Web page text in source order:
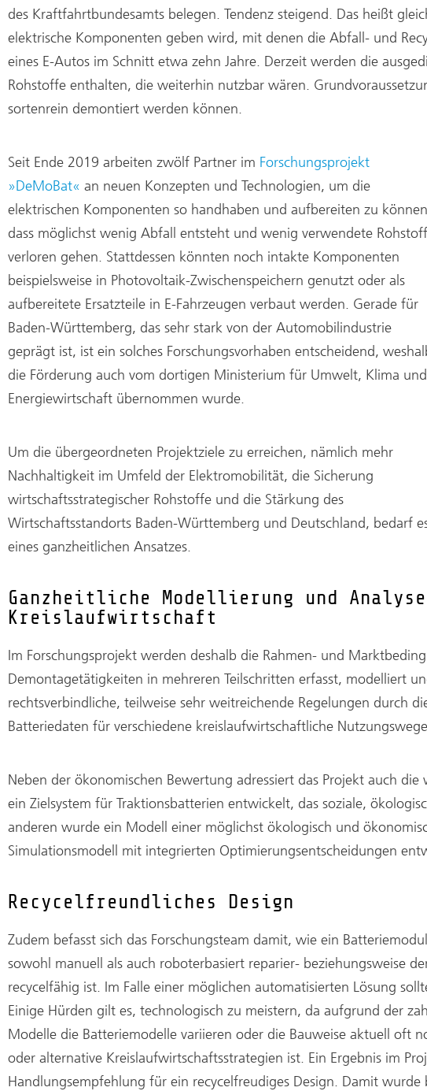
des Kraftfahrtbundesamts belegen. Tendenz steigend. Das heißt
elektrische Komponenten geben wird, mit denen die Abfall- und
eines E-Autos im Schnitt etwa zehn Jahre. Derzeit werden die
Rohstoffe enthalten, die weiterhin nutzbar wären.
sortenrein demontiert werden können.
Seit Ende 2019 arbeiten zwölf Partner im Forschungsprojekt
»DeMoBat« an neuen Konzepten und Technologien, um die
elektrischen Komponenten so handhaben und aufbereiten zu
dass möglichst wenig Abfall entsteht und wenig verwendete
verloren gehen. Stattdessen könnten noch intakte Komponenten
beispielsweise in Photovoltaik-Zwischenspeichern genutzt oder als
aufbereitete Ersatzteile in E-Fahrzeugen verbaut werden. Gerade für
Baden-Württemberg, das sehr stark von der Automobilindustrie
geprägt ist, ist ein solches Forschungsvorhaben entscheidend,
die Förderung auch vom dortigen Ministerium für Umwelt, Klima und
Energiewirtschaft übernommen wurde.
Um die übergeordneten Projektziele zu erreichen, nämlich mehr
Nachhaltigkeit im Umfeld der Elektromobilität, die Sicherung
wirtschaftsstrategischer Rohstoffe und die Stärkung des
Wirtschaftsstandorts Baden-Württemberg und Deutschland, bedarf
eines ganzheitlichen Ansatzes.
Ganzheitliche Modellierung und
Kreislaufwirtschaft
Im Forschungsprojekt werden deshalb die Rahmen- und
Demontagetätigkeiten in mehreren Teilschritten erfasst, modelliert
rechtsverbindliche, teilweise sehr weitreichende Regelungen durch
Batteriedaten für verschiedene kreislaufwirtschaftliche
Neben der ökonomischen Bewertung adressiert das Projekt auch
ein Zielsystem für Traktionsbatterien entwickelt, das soziale,
anderen wurde ein Modell einer möglichst ökologisch und
Simulationsmodell mit integrierten Optimierungsentscheidungen
Recycelfreundliches Design
Zudem befasst sich das Forschungsteam damit, wie ein
sowohl manuell als auch roboterbasiert reparier- beziehungsweise
recycelfähig ist. Im Falle einer möglichen automatisierten Lösung
Einige Hürden gilt es, technologisch zu meistern, da aufgrund der
Modelle die Batteriemodelle variieren oder die Bauweise aktuell oft
oder alternative Kreislaufwirtschaftsstrategien ist. Ein Ergebnis im
Handlungsempfehlung für ein recycelfreudiges Design. Damit wurde